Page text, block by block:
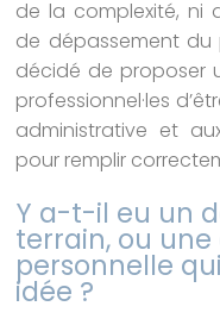
de la complexité, ni
de dépassement du
décidé de proposer
professionnel·les
administrative et
pour remplir
Y a-t-il eu un
terrain, ou
personnelle
idée ?